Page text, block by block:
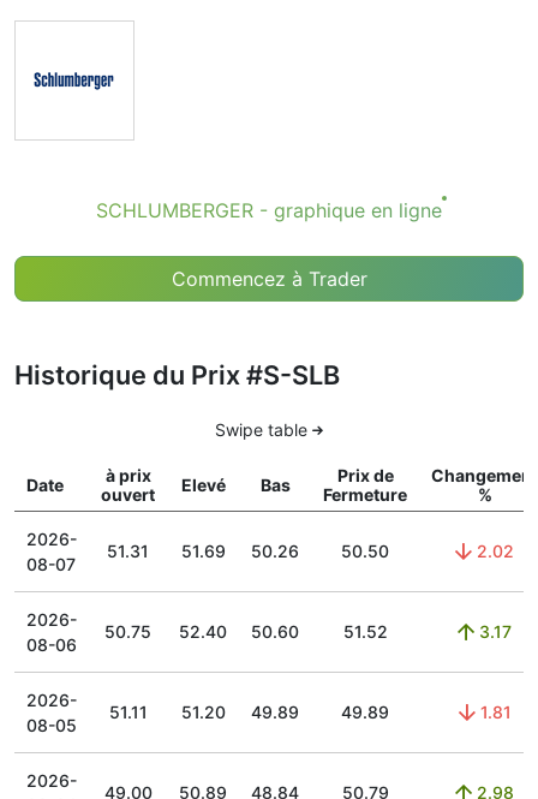
SCHLUMBERGER - graphique en ligne
Commencez à Trader
Historique du Prix #S-SLB
Swipe table
Date
à prix
ouvert
Elevé Bas
Prix de
Fermeture
Changement
%
2026-
08-07
51.31 51.69 50.26 50.50 2.02
2026-
08-06
50.75 52.40 50.60 51.52 3.17
2026-
08-05
51.11 51.20 49.89 49.89 1.81
2026-
49.00 50.89 48.84 50.79 2.98